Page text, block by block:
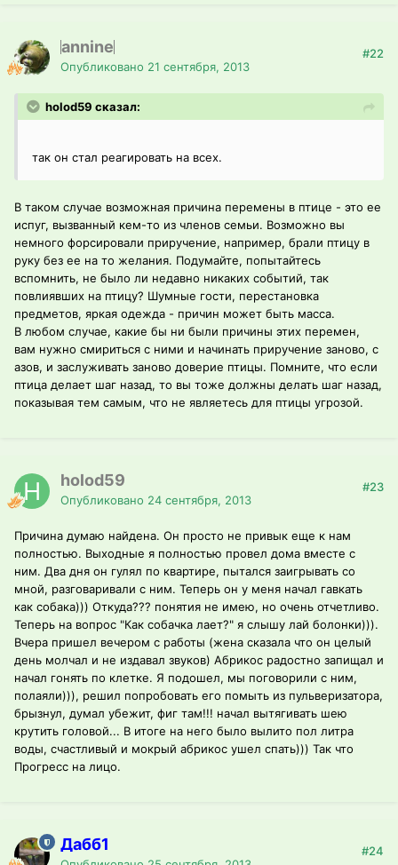
annine
Опубликовано 21 сентября, 2013
#22
holod59 сказал:
так он стал реагировать на всех.
В таком случае возможная причина перемены в птице - это ее
испуг, вызванный кем-то из членов семьи. Возможно вы
немного форсировали приручение, например, брали птицу в
руку без ее на то желания. Подумайте, попытайтесь
вспомнить, не было ли недавно никаких событий, так
повлиявших на птицу? Шумные гости, перестановка
предметов, яркая одежда - причин может быть масса.
В любом случае, какие бы ни были причины этих перемен,
вам нужно смириться с ними и начинать приручение заново, с
азов, и заслуживать заново доверие птицы. Помните, что если
птица делает шаг назад, то вы тоже должны делать шаг назад,
показывая тем самым, что не являетесь для птицы угрозой.
holod59
Опубликовано 24 сентября, 2013
#23
Причина думаю найдена. Он просто не привык еще к нам
полностью. Выходные я полностью провел дома вместе с
ним. Два дня он гулял по квартире, пытался заигрывать со
мной, разговаривали с ним. Теперь он у меня начал гавкать
как собака))) Откуда??? понятия не имею, но очень отчетливо.
Теперь на вопрос "Как собачка лает?" я слышу лай болонки))).
Вчера пришел вечером с работы (жена сказала что он целый
день молчал и не издавал звуков) Абрикос радостно запищал и
начал гонять по клетке. Я подошел, мы поговорили с ним,
полаяли))), решил попробовать его помыть из пульверизатора,
брызнул, думал убежит, фиг там!!! начал вытягивать шею
крутить головой... В итоге на него было вылито пол литра
воды, счастливый и мокрый абрикос ушел спать))) Так что
Прогресс на лицо.
Дабб1 #24